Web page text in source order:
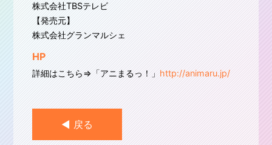
株式会社TBSテレビ
【発売元】
株式会社グランマルシェ
HP
詳細はこちら⇒「アニまるっ！」 http://animaru.jp/
◀︎ 戻る